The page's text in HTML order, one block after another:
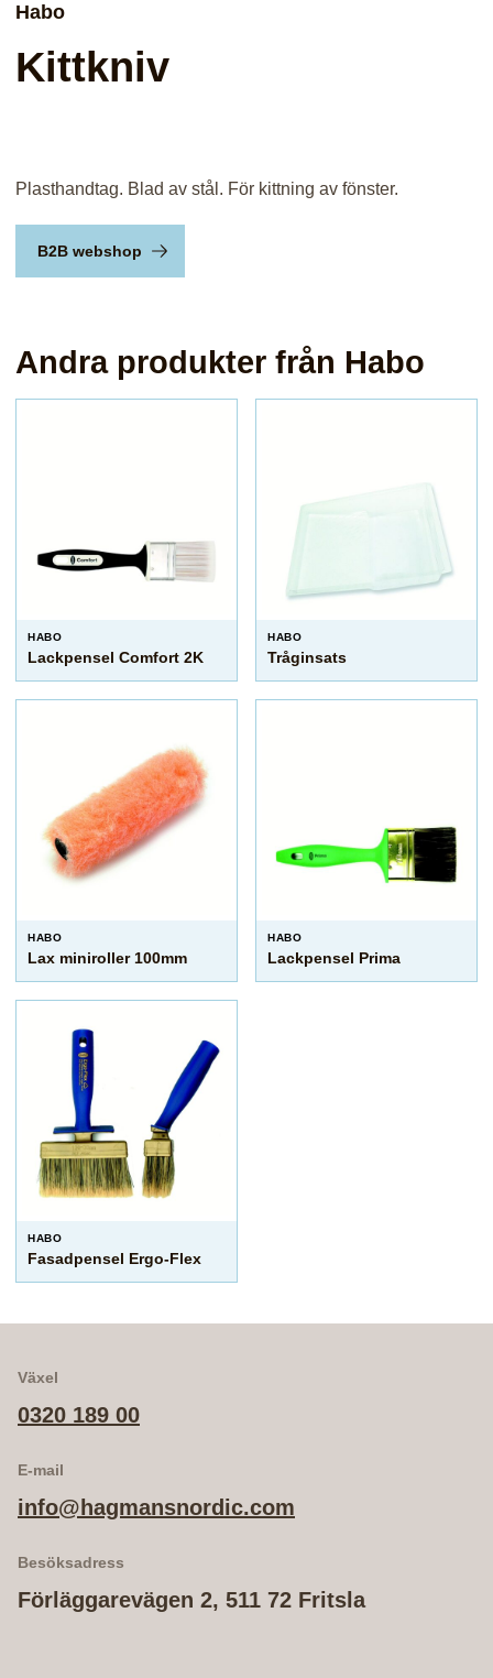
Habo
Kittkniv
Plasthandtag. Blad av stål. För kittning av fönster.
B2B webshop
Andra produkter från Habo
HABO
Lackpensel Comfort 2K
HABO
Tråginsats
HABO
Lax miniroller 100mm
HABO
Lackpensel Prima
HABO
Fasadpensel Ergo-Flex
Växel
0320 189 00
E-mail
info@hagmansnordic.com
Besöksadress
Förläggarevägen 2, 511 72 Fritsla